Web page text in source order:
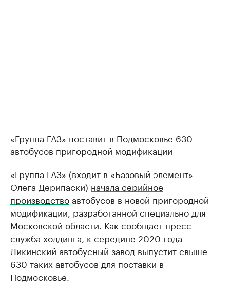
«Группа ГАЗ» поставит в Подмосковье 630
автобусов пригородной модификации
«Группа ГАЗ» (входит в «Базовый элемент»
Олега Дерипаски) начала серийное
производствоавтобусов в новой пригородной
модификации, разработанной специально для
Московской области. Как сообщает пресс-
служба холдинга, к середине 2020 года
Ликинский автобусный завод выпустит свыше
630 таких автобусов для поставки в
Подмосковье.